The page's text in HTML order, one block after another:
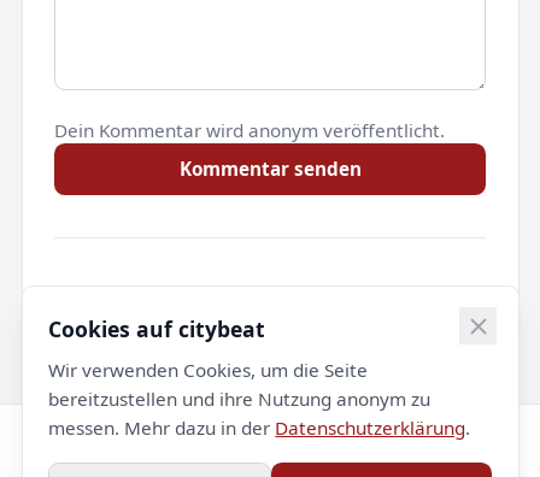
Dein Kommentar wird anonym veröffentlicht.
Kommentar senden
Noch keine Kommentare.
© 2026 citybeat. Alle Rechte vorbehalten.
Cookies auf citybeat
Wir verwenden Cookies, um die Seite
bereitzustellen und ihre Nutzung anonym zu
messen. Mehr dazu in der Datenschutzerklärung.